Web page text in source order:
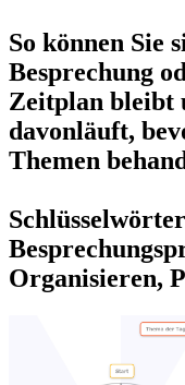
So können Sie
Besprechung
Zeitplan bleibt
davonläuft,
Themen
Organisieren,